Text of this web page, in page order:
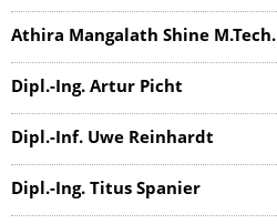
Athira Mangalath Shine M.Tech.
Dipl.-Ing. Artur Picht
Dipl.-Inf. Uwe Reinhardt
Dipl.-Ing. Titus Spanier